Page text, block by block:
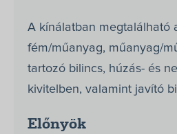
A kínálatban megtalálható
fém/műanyag, műanyag/
tartozó bilincs, húzás- és
kivitelben, valamint javító
Előnyök